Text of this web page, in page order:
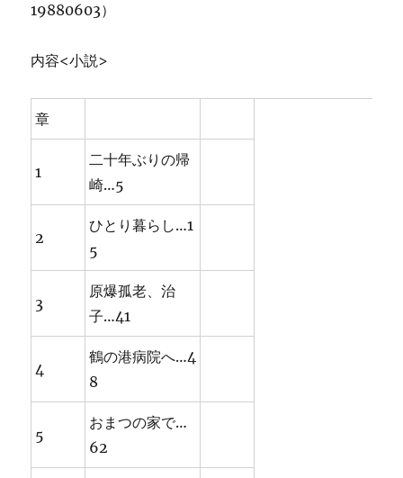
19880603）
内容<小説>
章
1
二十年ぶりの帰
崎…5
2
ひとり暮らし…1
5
3
原爆孤老、治
子…41
4
鶴の港病院へ…4
8
5
おまつの家で…
62